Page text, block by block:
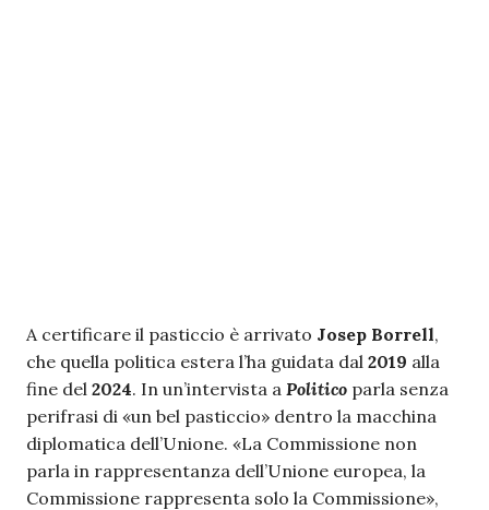
A certificare il pasticcio è arrivato Josep Borrell,
che quella politica estera l’ha guidata dal 2019 alla
fine del 2024. In un’intervista a Politico parla senza
perifrasi di «un bel pasticcio» dentro la macchina
diplomatica dell’Unione. «La Commissione non
parla in rappresentanza dell’Unione europea, la
Commissione rappresenta solo la Commissione»,